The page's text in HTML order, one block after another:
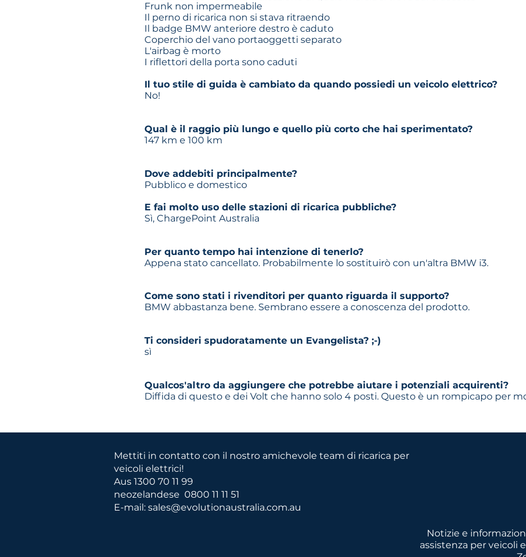
Frunk non impermeabile
Il perno di ricarica non si stava ritraendo
Il badge BMW anteriore destro è caduto
Coperchio del vano portaoggetti separato
L'airbag è morto
I riflettori della porta sono caduti
Il tuo stile di guida è cambiato da quando possiedi un veicolo elettrico?
No!
Qual è il raggio più lungo e quello più corto che hai sperimentato?
147 km e 100 km
Dove addebiti principalmente?
Pubblico e domestico
E fai molto uso delle stazioni di ricarica pubbliche?
Sì, ChargePoint Australia
Per quanto tempo hai intenzione di tenerlo?
Appena stato cancellato. Probabilmente lo sostituirò con un'altra BMW i3.
Come sono stati i rivenditori per quanto riguarda il supporto?
BMW abbastanza bene. Sembrano essere a conoscenza del prodotto.
Ti consideri spudoratamente un Evangelista? ;-)
sì
Qualcos'altro da aggiungere che potrebbe aiutare i potenziali acquirenti?
Diffida di questo e dei Volt che hanno solo 4 posti. Questo è un rompicapo per
Mettiti in contatto con il nostro amichevole team di ricarica per
veicoli elettrici!
Aus 1300 70 11 99
neozelandese 0800 11 11 51
E-mail: sales@evolutionaustralia.com.au
Notizie e
assistenza per veicoli